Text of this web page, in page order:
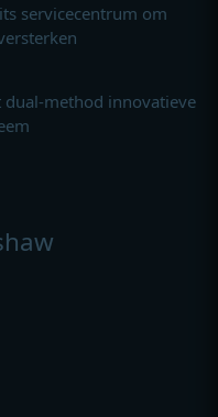
servicecentrum om
dual-method innovatieve